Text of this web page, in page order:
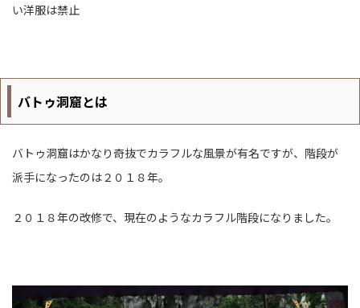
い洋服は禁止
バトゥ洞窟とは
バトゥ洞窟はかなり奇抜でカラフルな風景が有名ですが、階段が
派手になったのは２０１８年。
２０１８年の改修で、現在のようなカラフル階段になりました。